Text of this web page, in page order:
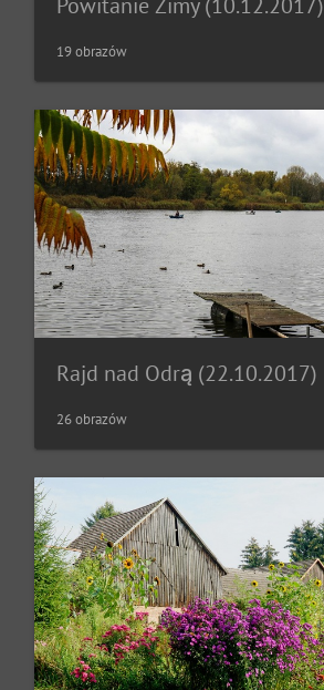
19 obrazów
Rajd nad Odrą (22.10.2017)
26 obrazów